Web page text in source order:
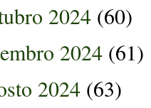
2024 (60)
2024 (61)
2024 (63)